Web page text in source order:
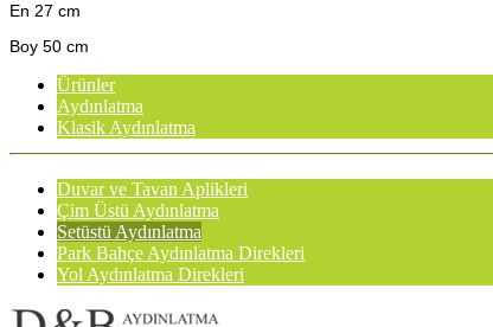
En 27 cm
Boy 50 cm
Ürünler
Aydınlatma
Klasik Aydınlatma
Duvar ve Tavan Aplikleri
Çim Üstü Aydınlatma
Setüstü Aydınlatma
Park Bahçe Aydınlatma Direkleri
Yol Aydınlatma Direkleri